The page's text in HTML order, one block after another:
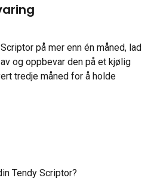
på mer enn én måned, lad
og oppbevar den på et kjølig
tredje måned for å holde
Tendy Scriptor?